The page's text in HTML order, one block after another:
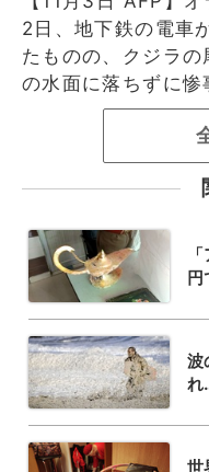
2日、地下鉄の電車
たものの、クジラ
の水面に落ちずに惨
円
波
れ
世